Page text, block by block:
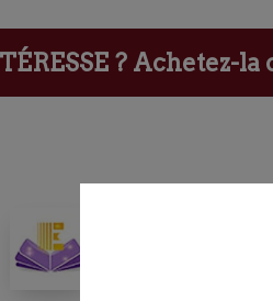
? Achetez-la